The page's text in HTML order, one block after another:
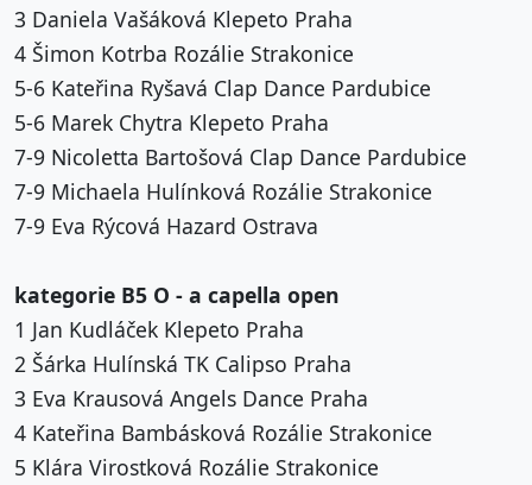
3 Daniela Vašáková Klepeto Praha
4 Šimon Kotrba Rozálie Strakonice
5-6 Kateřina Ryšavá Clap Dance Pardubice
5-6 Marek Chytra Klepeto Praha
7-9 Nicoletta Bartošová Clap Dance Pardubice
7-9 Michaela Hulínková Rozálie Strakonice
7-9 Eva Rýcová Hazard Ostrava
kategorie B5 O - a capella open
1 Jan Kudláček Klepeto Praha
2 Šárka Hulínská TK Calipso Praha
3 Eva Krausová Angels Dance Praha
4 Kateřina Bambásková Rozálie Strakonice
5 Klára Virostková Rozálie Strakonice